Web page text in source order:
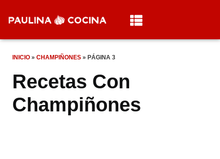
INICIO » CHAMPIÑONES » PÁGINA 3
Recetas Con
Champiñones